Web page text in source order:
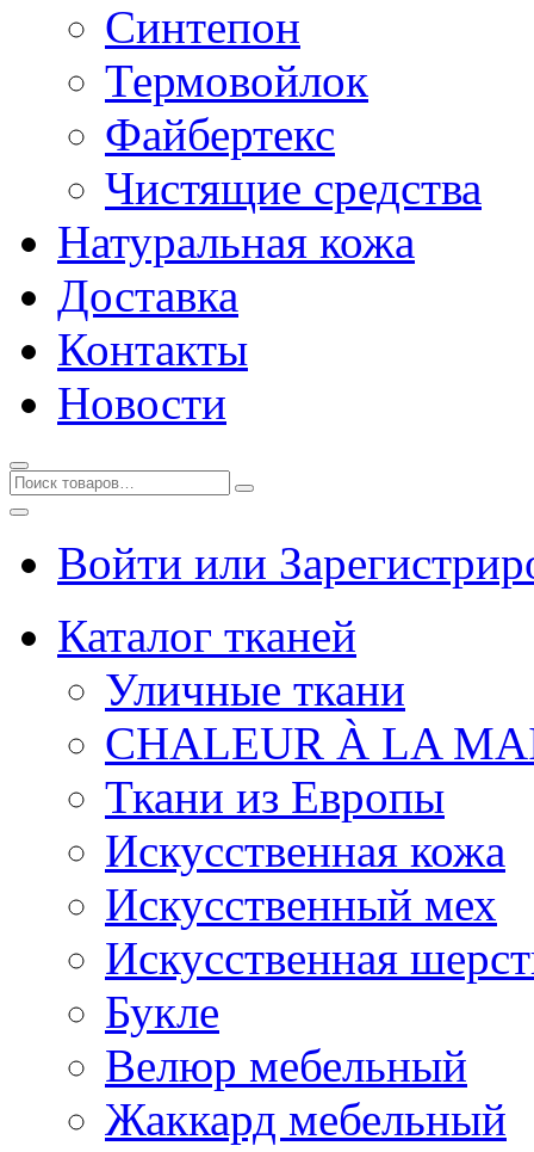
Синтепон
Термовойлок
Файбертекс
Чистящие средства
Натуральная кожа
Доставка
Контакты
Новости
Войти или
Каталог тканей
Уличные ткани
CHALEUR À LA
Ткани из Европы
Искусственная кожа
Искусственный мех
Искусственная
Букле
Велюр мебельный
Жаккард мебельный